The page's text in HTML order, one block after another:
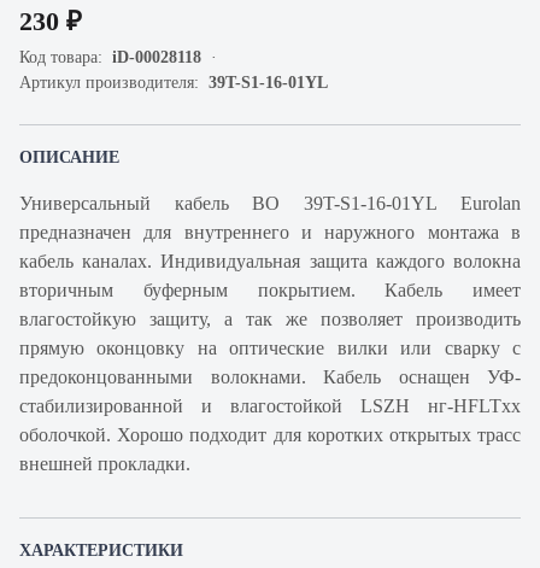
230 ₽
Код товара: iD-00028118
Артикул производителя: 39T-S1-16-01YL
ОПИСАНИЕ
Универсальный кабель ВО 39T-S1-16-01YL Eurolan
предназначен для внутреннего и наружного монтажа в
кабель каналах. Индивидуальная защита каждого волокна
вторичным буферным покрытием. Кабель имеет
влагостойкую защиту, а так же позволяет производить
прямую оконцовку на оптические вилки или сварку с
предоконцованными волокнами. Кабель оснащен УФ-
стабилизированной и влагостойкой LSZH нг-HFLTxx
оболочкой. Хорошо подходит для коротких открытых трасс
внешней прокладки.
ХАРАКТЕРИСТИКИ